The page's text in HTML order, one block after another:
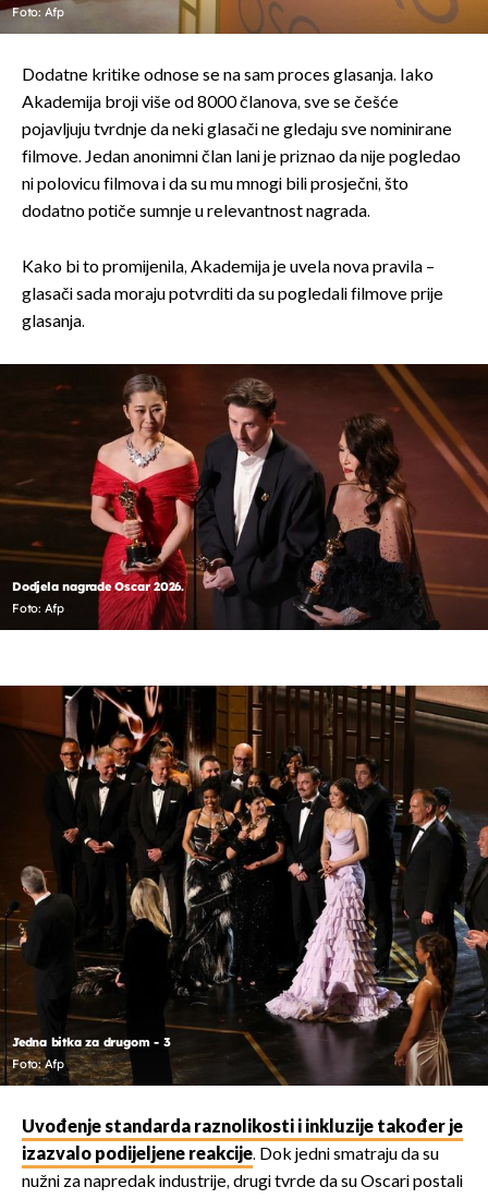
Foto: Afp
Dodatne kritike odnose se na sam proces glasanja. Iako
Akademija broji više od 8000 članova, sve se češće
pojavljuju tvrdnje da neki glasači ne gledaju sve nominirane
filmove. Jedan anonimni član lani je priznao da nije pogledao
ni polovicu filmova i da su mu mnogi bili prosječni, što
dodatno potiče sumnje u relevantnost nagrada.
Kako bi to promijenila, Akademija je uvela nova pravila –
glasači sada moraju potvrditi da su pogledali filmove prije
glasanja.
Dodjela nagrade Oscar 2026.
Foto: Afp
Jedna bitka za drugom - 3
Foto: Afp
Uvođenje standarda raznolikosti i inkluzije također je
izazvalo podijeljene reakcije. Dok jedni smatraju da su
nužni za napredak industrije, drugi tvrde da su Oscari postali